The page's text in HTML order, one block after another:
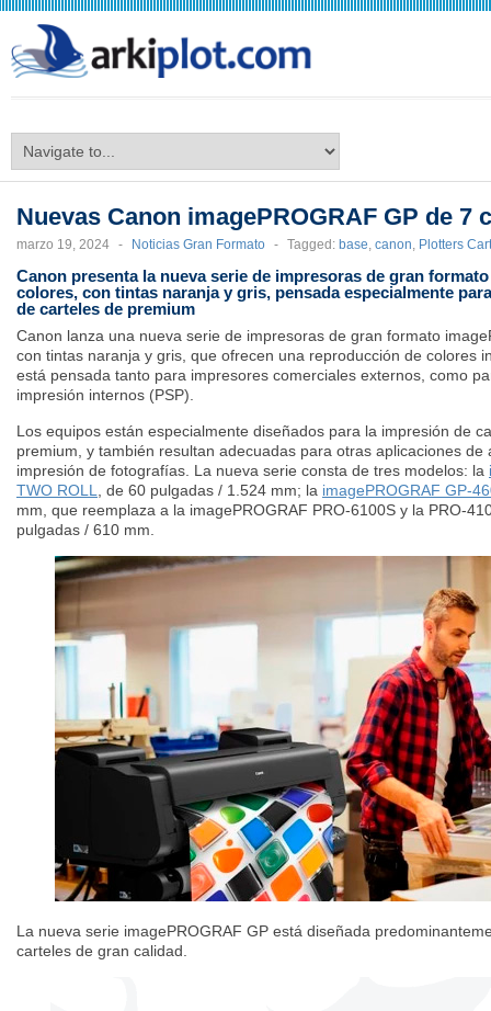
Nuevas Canon imagePROGRAF GP de 7
marzo 19, 2024 - Noticias Gran Formato - Tagged: base, canon, Plotters
Canon presenta la nueva serie de impresoras de gran
colores, con tintas naranja y gris, pensada especialmente
de carteles de premium
Canon lanza una nueva serie de impresoras de gran formato
con tintas naranja y gris, que ofrecen una reproducción de colores
está pensada tanto para impresores comerciales externos, como
impresión internos (PSP).
Los equipos están especialmente diseñados para la impresión de
premium, y también resultan adecuadas para otras aplicaciones de
impresión de fotografías. La nueva serie consta de tres modelos: la
TWO ROLL, de 60 pulgadas / 1.524 mm; la imagePROGRAF GP-
mm, que reemplaza a la imagePROGRAF PRO-6100S y la PRO-
pulgadas / 610 mm.
La nueva serie imagePROGRAF GP está diseñada
carteles de gran calidad.